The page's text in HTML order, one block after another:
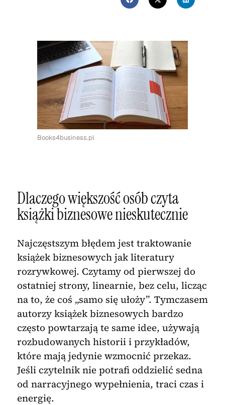
Books4business.pl
Dlaczego większość osób czyta
książki biznesowe nieskutecznie
Najczęstszym błędem jest traktowanie
książek biznesowych jak literatury
rozrywkowej. Czytamy od pierwszej do
ostatniej strony, linearnie, bez celu, licząc
na to, że coś „samo się ułoży”. Tymczasem
autorzy książek biznesowych bardzo
często powtarzają te same idee, używają
rozbudowanych historii i przykładów,
które mają jedynie wzmocnić przekaz.
Jeśli czytelnik nie potrafi oddzielić sedna
od narracyjnego wypełnienia, traci czas i
energię.